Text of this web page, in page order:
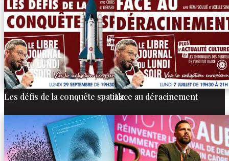
Les défis de la conquête spatialeFace au déracinement